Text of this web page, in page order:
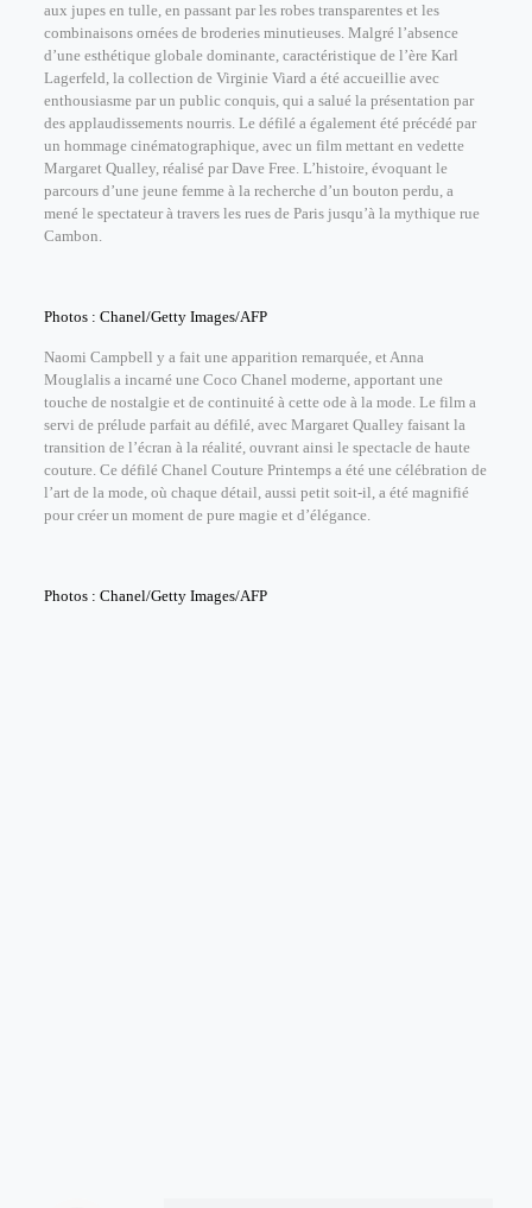
aux jupes en tulle, en passant par les robes transparentes et les
combinaisons ornées de broderies minutieuses. Malgré l’absence
d’une esthétique globale dominante, caractéristique de l’ère Karl
Lagerfeld, la collection de Virginie Viard a été accueillie avec
enthousiasme par un public conquis, qui a salué la présentation par
des applaudissements nourris. Le défilé a également été précédé par
un hommage cinématographique, avec un film mettant en vedette
Margaret Qualley, réalisé par Dave Free. L’histoire, évoquant le
parcours d’une jeune femme à la recherche d’un bouton perdu, a
mené le spectateur à travers les rues de Paris jusqu’à la mythique rue
Cambon.
Photos : Chanel/Getty Images/AFP
Naomi Campbell y a fait une apparition remarquée, et Anna
Mouglalis a incarné une Coco Chanel moderne, apportant une
touche de nostalgie et de continuité à cette ode à la mode. Le film a
servi de prélude parfait au défilé, avec Margaret Qualley faisant la
transition de l’écran à la réalité, ouvrant ainsi le spectacle de haute
couture. Ce défilé Chanel Couture Printemps a été une célébration de
l’art de la mode, où chaque détail, aussi petit soit-il, a été magnifié
pour créer un moment de pure magie et d’élégance.
Photos : Chanel/Getty Images/AFP